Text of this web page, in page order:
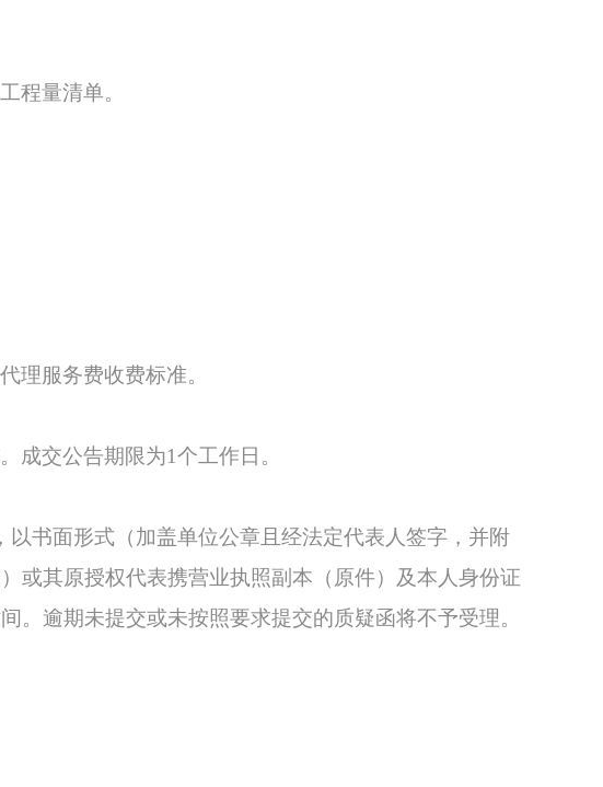
程量清单。
理服务费收费标准。
成交公告期限为1个工作日。
以书面形式（加盖单位公章且经法定代表人签字，并附
或其原授权代表携营业执照副本（原件）及本人身份证
。逾期未提交或未按照要求提交的质疑函将不予受理。